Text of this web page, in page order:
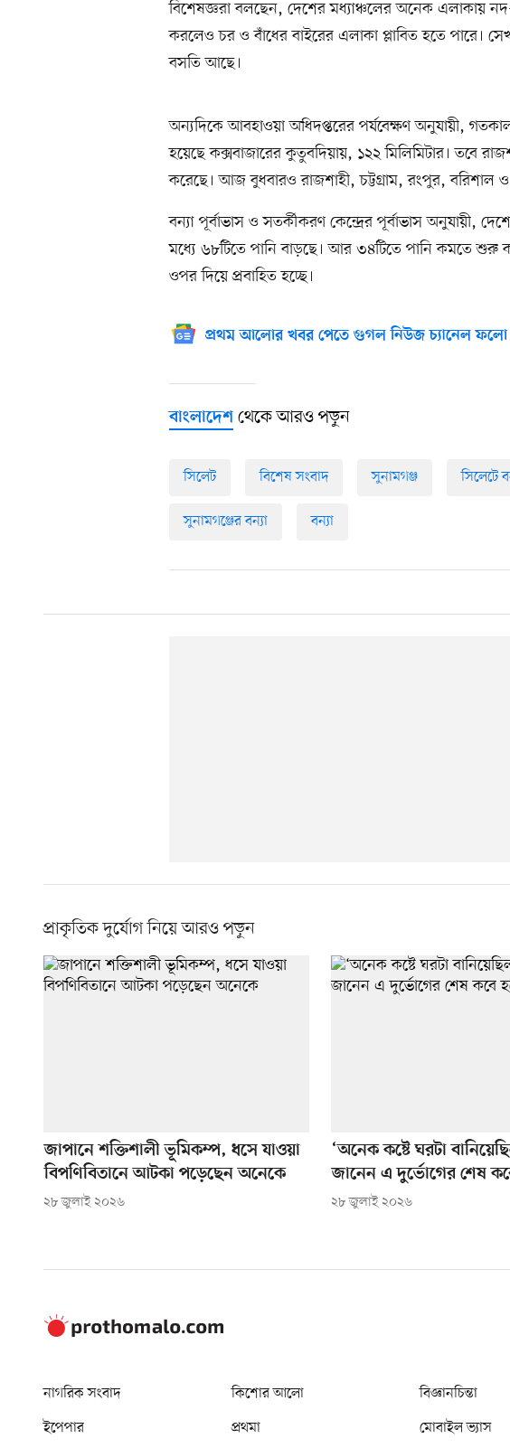
বিশেষজ্ঞরা বলছেন, দেশের মধ্যাঞ্চলের অনেক এলাকায়
করলেও চর ও বাঁধের বাইরের এলাকা প্লাবিত হতে পারে।
বসতি আছে।
অন্যদিকে আবহাওয়া অধিদপ্তরের পর্যবেক্ষণ অনুযায়ী,
হয়েছে কক্সবাজারের কুতুবদিয়ায়, ১২২ মিলিমিটার। তবে
করেছে। আজ বুধবারও রাজশাহী, চট্টগ্রাম, রংপুর, বরিশাল ও
বন্যা পূর্বাভাস ও সতর্কীকরণ কেন্দ্রের পূর্বাভাস অনুযায়ী,
মধ্যে ৬৮টিতে পানি বাড়ছে। আর ৩৪টিতে পানি কমতে শুরু
ওপর দিয়ে প্রবাহিত হচ্ছে।
প্রথম আলোর খবর পেতে গুগল নিউজ চ্যানেল
বাংলাদেশ থেকে আরও পড়ুন
সিলেট বিশেষ সংবাদ সুনামগঞ্জ সিলেটে
সুনামগঞ্জের বন্যা বন্যা
প্রাকৃতিক দুর্যোগ নিয়ে আরও পড়ুন
জাপানে শক্তিশালী ভূমিকম্প, ধসে যাওয়া
বিপণিবিতানে আটকা পড়েছেন অনেকে
২৮ জুলাই ২০২৬
‘অনেক কষ্টে ঘরটা
জানেন এ দুর্ভোগের শেষ
২৮ জুলাই ২০২৬
নাগরিক সংবাদ কিশোর আলো বিজ্ঞানচিন্তা
ইপেপার
প্রথমা মোবাইল ভ্যাস